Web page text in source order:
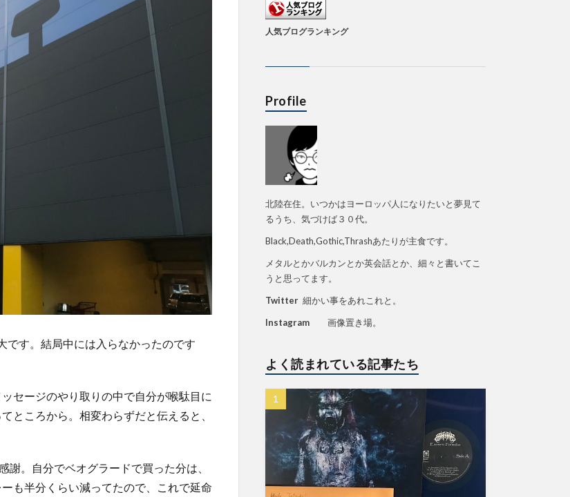
です。結局中には入らなかったのです
セージのやり取りの中で自分が喉駄目に
ところから。相変わらずだと伝えると、
謝。自分でベオグラードで買った分は、
も半分くらい減ってたので、これで延命
人気ブログランキング
Profile
北陸在住。いつかはヨーロッパ人になりたいと夢見て
るうち、気づけば３０代。
Black,Death,Gothic,Thrashあたりが主食です。
メタルとかバルカンとか英会話とか、細々と書いてこ
うと思ってます。
Twitter 細かい事をあれこれと。
Instagram 画像置き場。
よく読まれている記事たち